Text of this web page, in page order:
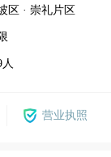
区 · 崇礼片区
人
营业执照